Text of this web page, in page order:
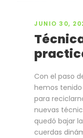
JUNIO 30,
Con el paso
hemos tenido
para
nuevas
quedó bajar
cuerdas